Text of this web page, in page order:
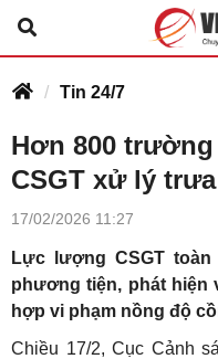
Tin 24/7
Hơn 800
CSGT xử lý
17/02/2026 11:27
Lực lượng CSGT
phương tiện, phát hiện
hợp vi phạm nồng độ
Chiều 17/2, Cục Cảnh